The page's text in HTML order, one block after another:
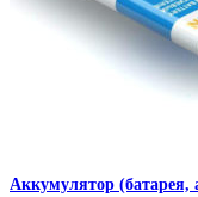
Аккумулятор (батарея,